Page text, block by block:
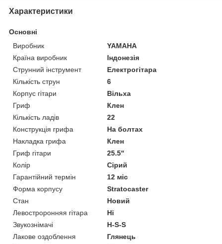
Характеристики
Основні
Виробник
YAMAHA
Країна виробник
Індонезія
Струнний інструмент
Електрогітара
Кількість струн
6
Корпус гітари
Вільха
Гриф
Клен
Кількість ладів
22
Конструкція грифа
На болтах
Накладка грифа
Клен
Гриф гітари
25.5"
Колір
Сірий
Гарантійний термін
12 міс
Форма корпусу
Stratocaster
Стан
Новий
Левостроронняя гітара
Ні
Звукознімачі
H-S-S
Лакове оздоблення
Глянець